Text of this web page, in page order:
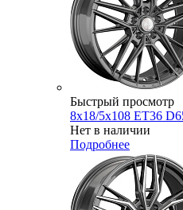
Быстрый просмотр
8x18/5x108 ET36
Нет в наличии
Подробнее